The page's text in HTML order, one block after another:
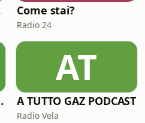
Come stai?
Radio 24
AT
A TUTTO GAZ PODCAST
Radio Vela